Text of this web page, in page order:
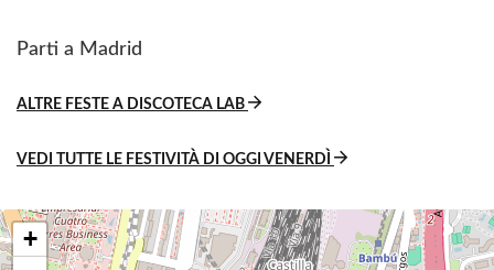
Parti a Madrid
ALTRE FESTE A DISCOTECA LAB
VEDI TUTTE LE FESTIVITÀ DI OGGI VENERDÌ